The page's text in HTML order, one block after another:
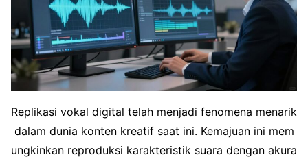
Replikasi vokal digital telah menjadi fenomena menarik
dalam dunia konten kreatif saat ini. Kemajuan ini mem
ungkinkan reproduksi karakteristik suara dengan akura